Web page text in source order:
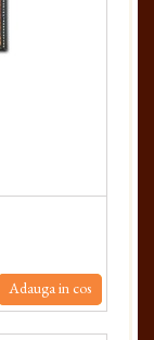
Adauga in cos